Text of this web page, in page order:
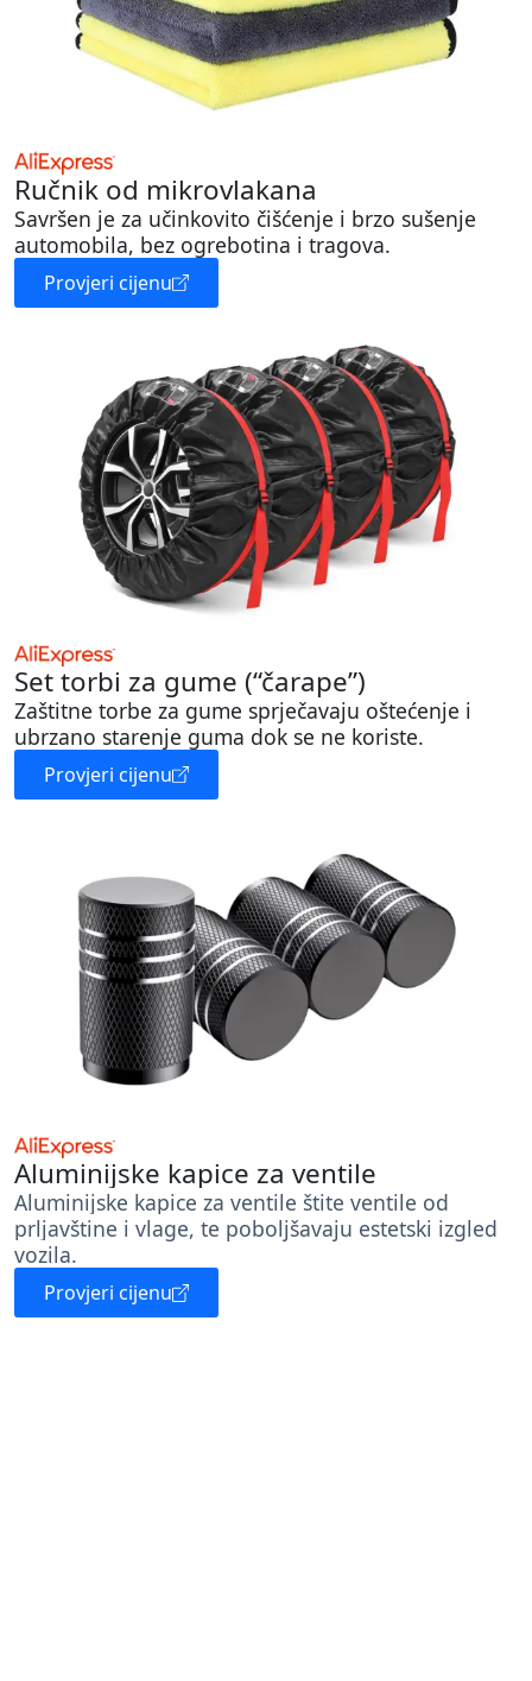
Ručnik od mikrovlakana
Savršen je za učinkovito čišćenje i brzo sušenje
automobila, bez ogrebotina i tragova.
Provjeri cijenu
Set torbi za gume (“čarape”)
Zaštitne torbe za gume sprječavaju oštećenje i
ubrzano starenje guma dok se ne koriste.
Provjeri cijenu
Aluminijske kapice za ventile
Aluminijske kapice za ventile štite ventile od
prljavštine i vlage, te poboljšavaju estetski izgled
vozila.
Provjeri cijenu